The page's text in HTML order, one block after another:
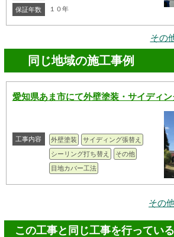
保証年数 １０年
その
同じ地域の施工事例
愛知県あま市にて外壁塗装・サイディ
工事内容 外壁塗装
サイディング張替え
シーリング打ち替え
その他
目地カバー工法
その
この工事と同じ工事を行ってい